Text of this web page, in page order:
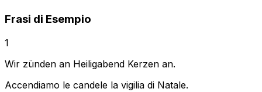
Frasi di Esempio
1
Wir zünden an Heiligabend Kerzen an.
Accendiamo le candele la vigilia di Natale.